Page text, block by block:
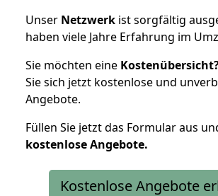
Unser Netzwerk ist sorgfältig
haben viele Jahre Erfahrung im
Sie möchten eine
Sie sich jetzt kostenlose und
Angebote.
Füllen Sie jetzt das Formular aus
kostenloseAngebote.
Kostenlose Angebote